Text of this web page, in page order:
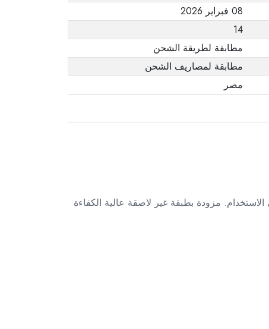
في حالتها الصحيحة
وأن المنتج في عبوته
الأصلية. لاحظ أنه لا
يمكن إرجاع المنتجات
08 فبراير 2026
14
مطابقة لطريقة الشحن
مطابقة لمصاريف الشحن
مصر
في الاستخدام. مزودة بطبقة غير لاصقة عالية الكفاءة